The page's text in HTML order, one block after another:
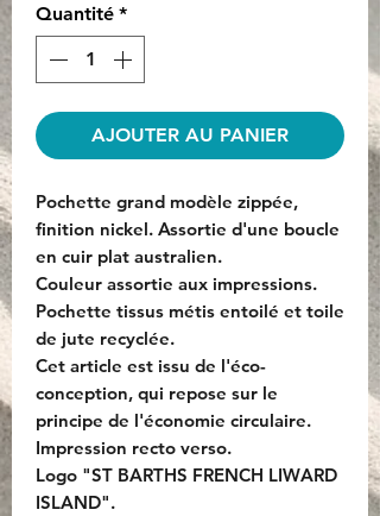
Quantité *
AJOUTER AU PANIER
Pochette grand modèle zippée,
finition nickel. Assortie d'une boucle
en cuir plat australien.
Couleur assortie aux impressions.
Pochette tissus métis entoilé et toile
de jute recyclée.
Cet article est issu de l'éco-
conception, qui repose sur le
principe de l'économie circulaire.
Impression recto verso.
Logo "ST BARTHS FRENCH LIWARD
ISLAND".